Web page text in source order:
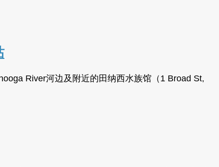
River河边及附近的田纳西水族馆（1 Broad St,